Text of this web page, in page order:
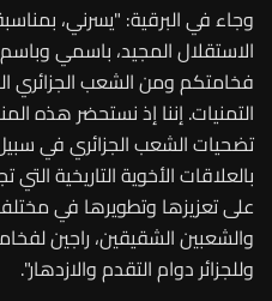
وجاء في البرقية: "يسرني،
الاستقلال المجيد، باسمي
فخامتكم ومن الشعب الجزائري
التمنيات. إننا إذ نستحضر هذه
تضحيات الشعب الجزائري في سبيل
بالعلاقات الأخوية التاريخية التي
على تعزيزها وتطويرها في
والشعبين الشقيقين، راجين
وللجزائر دوام التقدم والازدهار".